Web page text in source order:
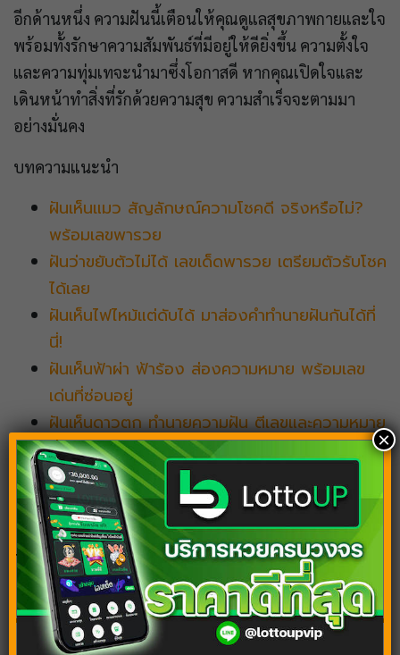
อีกด้านหนึ่ง ความฝันนี้เตือนให้คุณดูแลสุขภาพกายและใจ
พร้อมทั้งรักษาความสัมพันธ์ที่มีอยู่ให้ดียิ่งขึ้น ความตั้งใจ
และความทุ่มเทจะนำมาซึ่งโอกาสดี หากคุณเปิดใจและ
เดินหน้าทำสิ่งที่รักด้วยความสุข ความสำเร็จจะตามมา
อย่างมั่นคง
บทความแนะนำ
ฝันเห็นแมว สัญลักษณ์ความโชคดี จริงหรือไม่?
พร้อมเลขพารวย
ฝันว่าขยับตัวไม่ได้ เลขเด็ดพารวย เตรียมตัวรับโชค
ได้เลย
ฝันเห็นไฟไหม้แต่ดับได้ มาส่องคำทำนายฝันกันได้ที่
นี่!
ฝันเห็นฟ้าผ่า ฟ้าร้อง ส่องความหมาย พร้อมเลข
เด่นที่ซ่อนอยู่
ฝันเห็นดาวตก ทำนายความฝัน ตีเลขและความหมาย
ที่ซ่อนอยู่
Tags: ฝันว่าทำขนม ฝันว่าทำขนมไทย
×